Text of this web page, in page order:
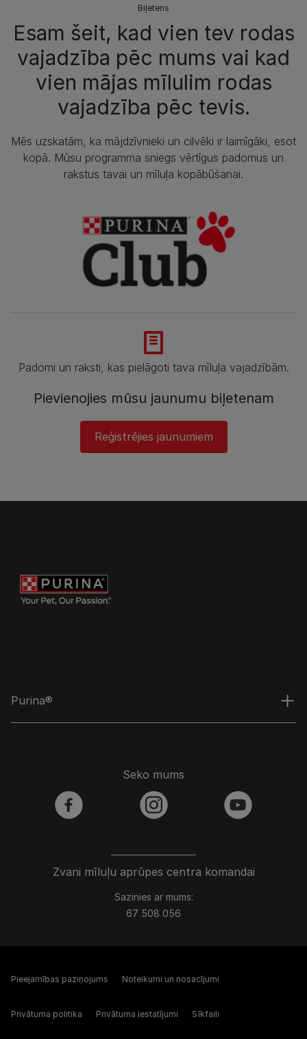
Biļetens
Esam šeit, kad vien tev rodas
vajadzība pēc mums vai kad
vien mājas mīlulim rodas
vajadzība pēc tevis.
Mēs uzskatām, ka mājdzīvnieki un cilvēki ir laimīgāki, esot
kopā. Mūsu programma sniegs vērtīgus padomus un
rakstus tavai un mīluļa kopābūšanai.
Padomi un raksti, kas pielāgoti tava mīluļa vajadzībām.
Pievienojies mūsu jaunumu biļetenam
Reģistrējies jaunumiem
Purina®
Zvani mīluļu aprūpes centra komandai
Sazinies ar mums:
67 508 056
Seko mums
facebook instagram youtube
Pieejamības paziņojums Noteikumi un nosacījumi
Privātuma politika Privātuma iestatījumi Sīkfaili